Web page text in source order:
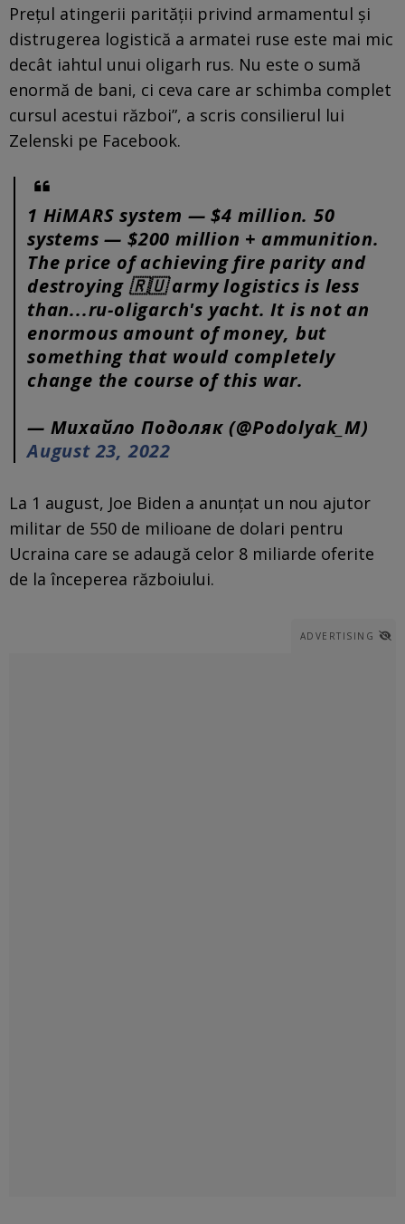
Prețul atingerii parității privind armamentul și
distrugerea logistică a armatei ruse este mai mic
decât iahtul unui oligarh rus. Nu este o sumă
enormă de bani, ci ceva care ar schimba complet
cursul acestui război”, a scris consilierul lui
Zelenski pe Facebook.
1 HiMARS system — $4 million. 50
systems — $200 million + ammunition.
The price of achieving fire parity and
destroying 🇷🇺 army logistics is less
than...ru-oligarch's yacht. It is not an
enormous amount of money, but
something that would completely
change the course of this war.
— Михайло Подоляк (@Podolyak_M)
August 23, 2022
La 1 august, Joe Biden a anunțat un nou ajutor
militar de 550 de milioane de dolari pentru
Ucraina care se adaugă celor 8 miliarde oferite
de la începerea războiului.
ADVERTISING